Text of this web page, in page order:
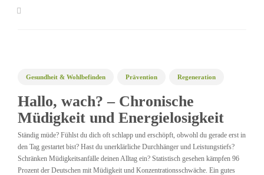
Gesundheit & Wohlbefinden Prävention Regeneration
Hallo, wach? – Chronische
Müdigkeit und Energielosigkeit
Ständig müde? Fühlst du dich oft schlapp und erschöpft, obwohl du gerade erst in
den Tag gestartet bist? Hast du unerklärliche Durchhänger und Leistungstiefs?
Schränken Müdigkeitsanfälle deinen Alltag ein? Statistisch gesehen kämpfen 96
Prozent der Deutschen mit Müdigkeit und Konzentrationsschwäche. Ein gutes